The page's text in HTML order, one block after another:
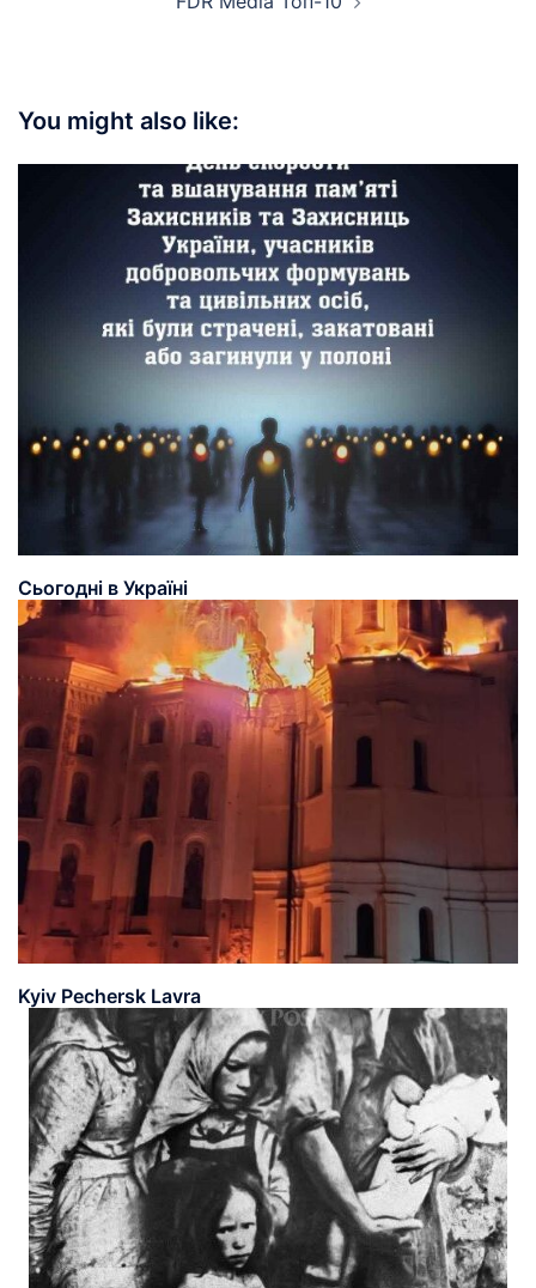
You might also like:
Сьогодні в Україні
Kyiv Pechersk Lavra